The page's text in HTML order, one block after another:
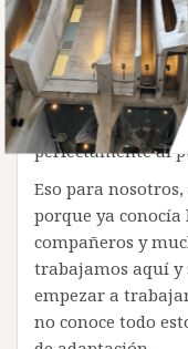
pueda aportar la
En el caso de
cubrir en el
clientes y por su
realizado las
perfectamente al
Eso para
porque ya conocía
compañeros y
trabajamos aquí y
empezar a
no conoce todo